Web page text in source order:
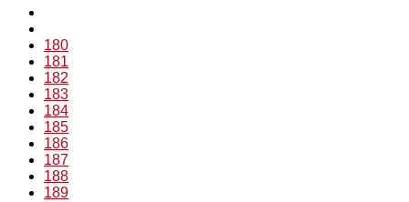
180
181
182
183
184
185
186
187
188
189